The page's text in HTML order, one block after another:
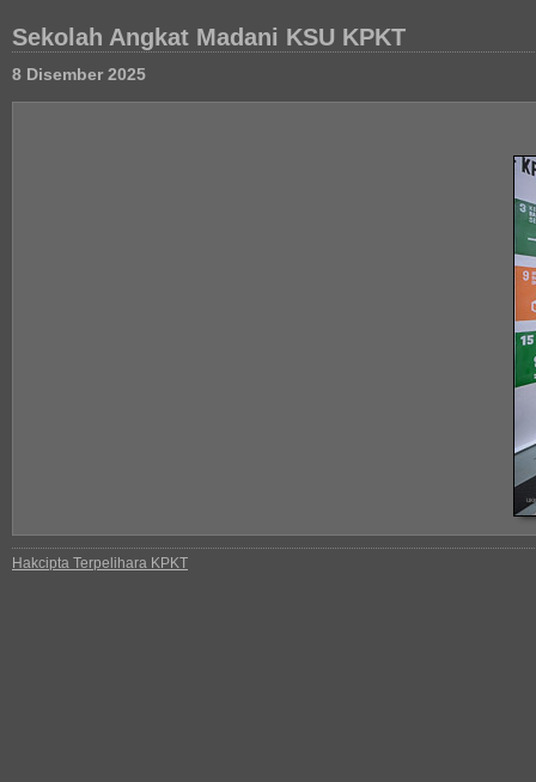
Sekolah Angkat Madani KSU KPKT
8 Disember 2025
Hakcipta Terpelihara KPKT